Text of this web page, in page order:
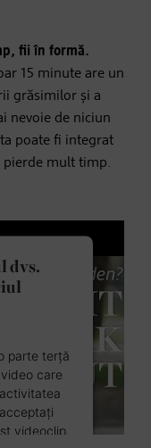
fii în formă.
15 minute are un
grăsimilor și a
nevoie de niciun
poate fi integrat
pierde mult timp.
dvs.
parte terță
care
videoclip.